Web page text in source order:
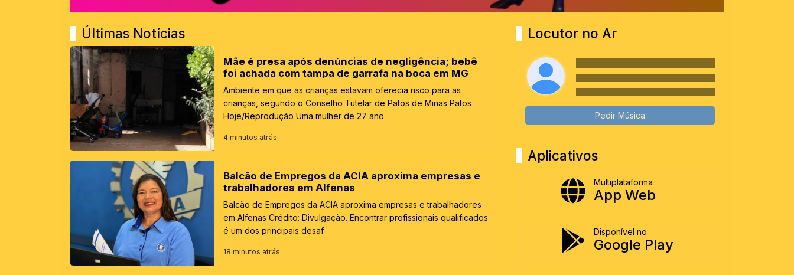
Últimas Notícias
Mãe é presa após denúncias de negligência; bebê
foi achada com tampa de garrafa na boca em MG
Ambiente em que as crianças estavam oferecia risco para as
crianças, segundo o Conselho Tutelar de Patos de Minas Patos
Hoje/Reprodução Uma mulher de 27 ano
4 minutos atrás
Balcão de Empregos da ACIA aproxima empresas e
trabalhadores em Alfenas
Balcão de Empregos da ACIA aproxima empresas e trabalhadores
em Alfenas Crédito: Divulgação. Encontrar profissionais qualificados
é um dos principais desaf
18 minutos atrás
Locutor no Ar
Pedir Música
Aplicativos
Multiplataforma
App Web
Disponível no
Google Play